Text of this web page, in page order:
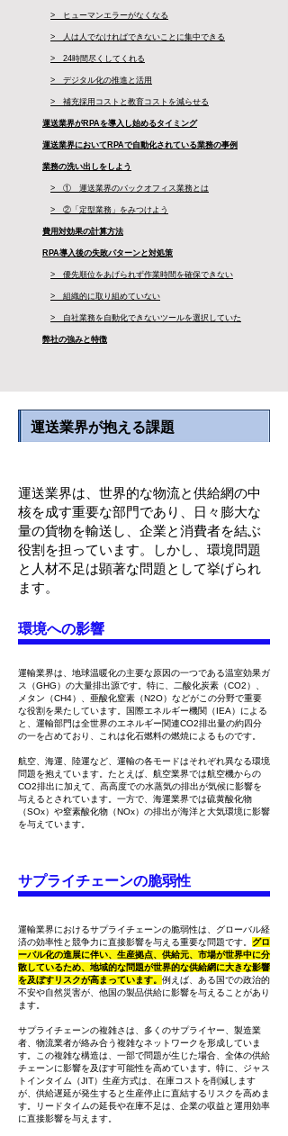
> ヒューマンエラーがなくなる
> 人は人でなければできないことに集中できる
> 24時間尽くしてくれる
> デジタル化の推進と活用
> 補充採用コストと教育コストを減らせる
運送業界がRPAを導入し始めるタイミング
運送業界においてRPAで自動化されている業務の事例
業務の洗い出しをしよう
> ① 運送業界のバックオフィス業務とは
> ②「定型業務」をみつけよう
費用対効果の計算方法
RPA導入後の失敗パターンと対処策
> 優先順位をあげられず作業時間を確保できない
> 組織的に取り組めていない
> 自社業務を自動化できないツールを選択していた
弊社の強みと特徴
運送業界が抱える課題
運送業界は、世界的な物流と供給網の中
核を成す重要な部門であり、日々膨大な
量の貨物を輸送し、企業と消費者を結ぶ
役割を担っています。しかし、環境問題
と人材不足は顕著な問題として挙げられ
ます。
運輸業界は、地球温暖化の主要な原因の一つである温室効果ガ
ス（GHG）の大量排出源です。特に、二酸化炭素（CO2）、
メタン（CH4）、亜酸化窒素（N2O）などがこの分野で重要
な役割を果たしています。国際エネルギー機関（IEA）による
と、運輸部門は全世界のエネルギー関連CO2排出量の約四分
の一を占めており、これは化石燃料の燃焼によるものです。
航空、海運、陸運など、運輸の各モードはそれぞれ異なる環境
問題を抱えています。たとえば、航空業界では航空機からの
CO2排出に加えて、高高度での水蒸気の排出が気候に影響を
与えるとされています。一方で、海運業界では硫黄酸化物
（SOx）や窒素酸化物（NOx）の排出が海洋と大気環境に影響
を与えています。
環境への影響
運輸業界におけるサプライチェーンの脆弱性は、グローバル経
済の効率性と競争力に直接影響を与える重要な問題です。 グロ
ーバル化の進展に伴い、生産拠点、供給元、市場が世界中に分
散しているため、地域的な問題が世界的な供給網に大きな影響
を及ぼすリスクが高まっています。 例えば、ある国での政治的
不安や自然災害が、他国の製品供給に影響を与えることがあり
ます。
サプライチェーンの複雑さは、多くのサプライヤー、製造業
者、物流業者が絡み合う複雑なネットワークを形成していま
す。この複雑な構造は、一部で問題が生じた場合、全体の供給
チェーンに影響を及ぼす可能性を高めています。特に、ジャス
トインタイム（JIT）生産方式は、在庫コストを削減します
が、供給遅延が発生すると生産停止に直結するリスクを高めま
す。リードタイムの延長や在庫不足は、企業の収益と運用効率
に直接影響を与えます。
サプライチェーンの脆弱性